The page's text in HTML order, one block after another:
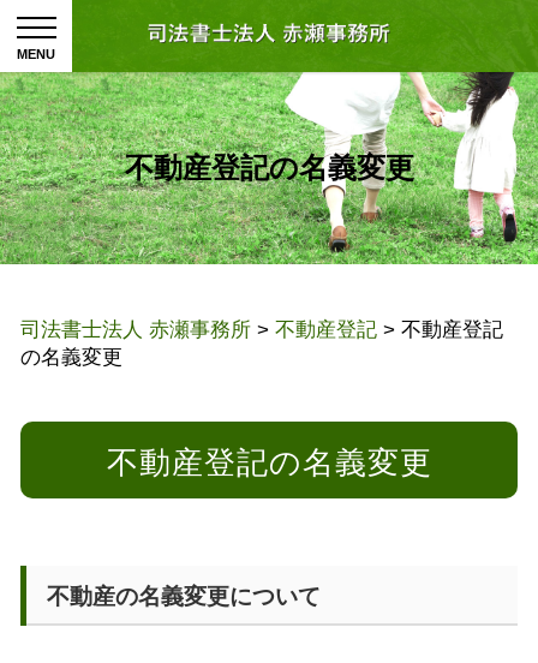
不動産登記の名義変更
司法書士法人 赤瀬事務所 > 不動産登記 > 不動産登記
の名義変更
不動産登記の名義変更
不動産の名義変更について